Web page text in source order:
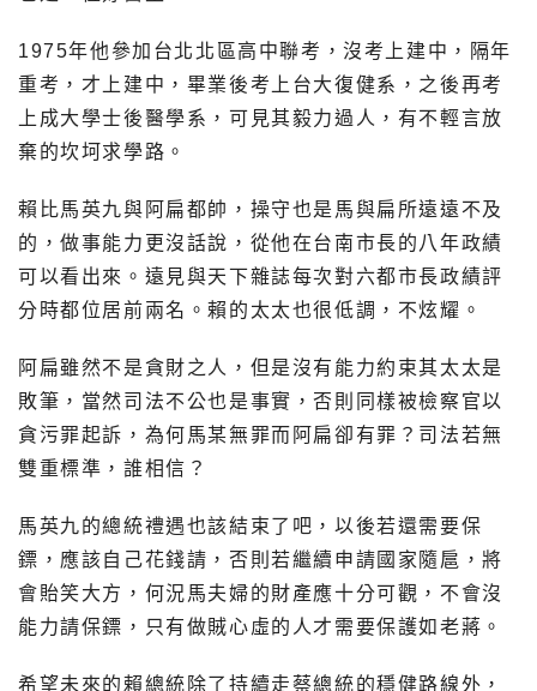
1975年他參加台北北區高中聯考，沒考上建中，隔年
重考，才上建中，畢業後考上台大復健系，之後再考
上成大學士後醫學系，可見其毅力過人，有不輕言放
棄的坎坷求學路。
賴比馬英九與阿扁都帥，操守也是馬與扁所遠遠不及
的，做事能力更沒話說，從他在台南市長的八年政績
可以看出來。遠見與天下雜誌每次對六都市長政績評
分時都位居前兩名。賴的太太也很低調，不炫耀。
阿扁雖然不是貪財之人，但是沒有能力約束其太太是
敗筆，當然司法不公也是事實，否則同樣被檢察官以
貪污罪起訴，為何馬某無罪而阿扁卻有罪？司法若無
雙重標準，誰相信？
馬英九的總統禮遇也該結束了吧，以後若還需要保
鏢，應該自己花錢請，否則若繼續申請國家隨扈，將
會貽笑大方，何況馬夫婦的財產應十分可觀，不會沒
能力請保鏢，只有做賊心虛的人才需要保護如老蔣。
希望未來的賴總統除了持續走蔡總統的穩健路線外，